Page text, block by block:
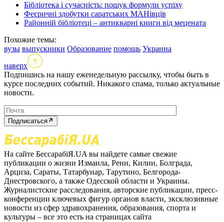
Бібліотека і сучасність: пошук формули успіху
Феєричні здобутки саратських МАНівців
Районній бібліотеці – антикварні книги від мецената
Похожие темы:
вузы выпускники Образование помощь Украина
наверх
Подпишись на нашу еженедельную рассылку, чтобы быть в
курсе последних событий. Никакого спама, только актуальные
новости.
Подписаться
На сайте БессарабіЯ.UA вы найдете самые свежие
публикации о жизни Измаила, Рени, Килии, Болграда,
Арциза, Сараты, Татарбунар, Тарутино, Белгорода-
Днестровского, а также Одесской области и Украины.
Журналистские расследования, авторские публикации, пресс-
конференции ключевых фигур органов власти, эксклюзивные
новости из сфер здравохранения, образования, спорта и
культуры – все это есть на страницах сайта